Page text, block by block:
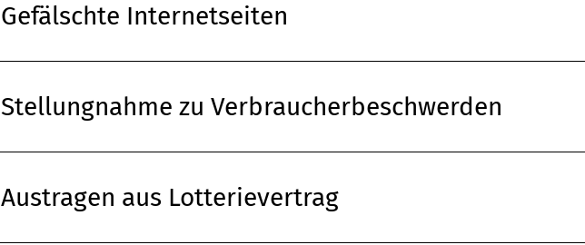
Gefälschte Internetseiten
Stellungnahme zu Verbraucherbeschwerden
Austragen aus Lotterievertrag